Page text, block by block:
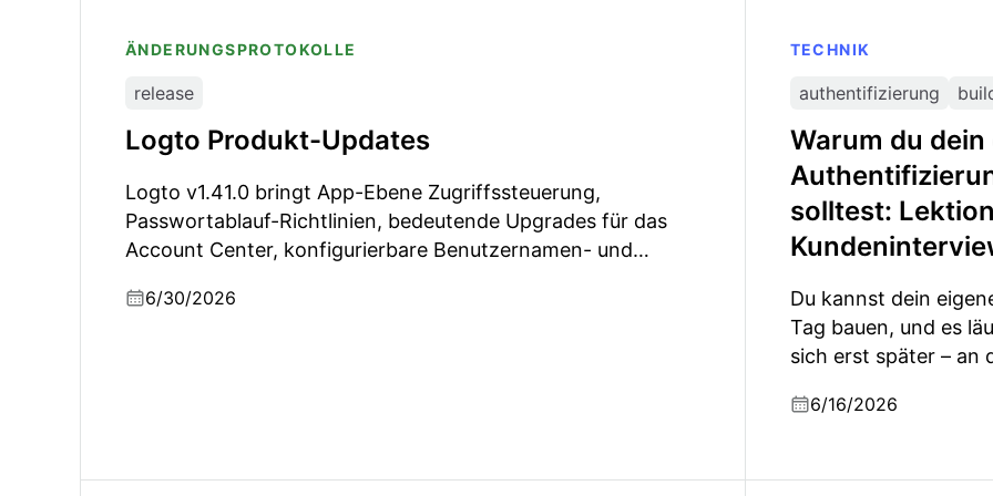
ÄNDERUNGSPROTOKOLLE
release
Logto Produkt-Updates
Logto v1.41.0 bringt App-Ebene Zugriffssteuerung,
Passwortablauf-Richtlinien, bedeutende Upgrades für das
Account Center, konfigurierbare Benutzernamen- und
eine Runde von Protokoll-/Sicherheitsverbesserungen.
6/30/2026
TECHNIK
authentifizierung
Warum du dein
solltest:
Du kannst dein
Tag bauen, und es
sich erst später – an
6/16/2026